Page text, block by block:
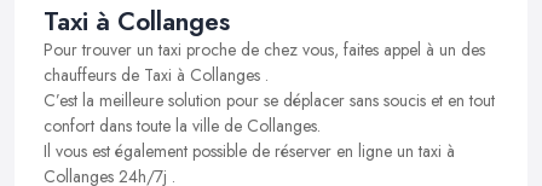
Taxi à Collanges
Pour trouver un taxi proche de chez vous, faites appel à un des
chauffeurs de Taxi à Collanges .
C’est la meilleure solution pour se déplacer sans soucis et en tout
confort dans toute la ville de Collanges.
Il vous est également possible de réserver en ligne un taxi à
Collanges 24h/7j .